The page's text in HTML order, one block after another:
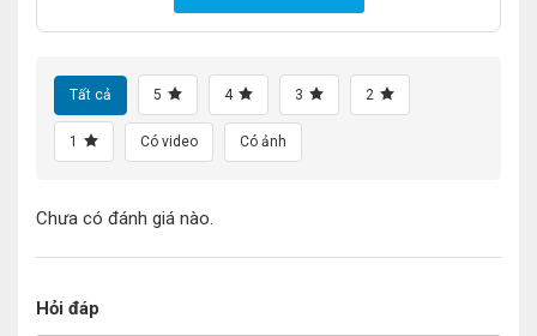
Tất cả 5 4 3 2
1 Có video Có ảnh
Chưa có đánh giá nào.
Hỏi đáp